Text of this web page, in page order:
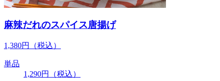
麻辣だれのスパイス唐揚げ
1,380円 （税込）
単品
1,290円 （税込）